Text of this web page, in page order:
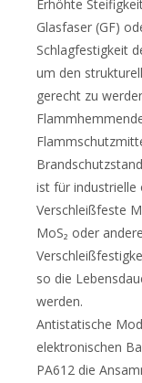
Erhöhte
Glasfaser (GF)
Schlagfestigkeit
um den
gerecht zu
ist für industrielle
Verschleißfeste
MoS₂ oder
so die
werden.
Antistatische
elektronischen
PA612 die